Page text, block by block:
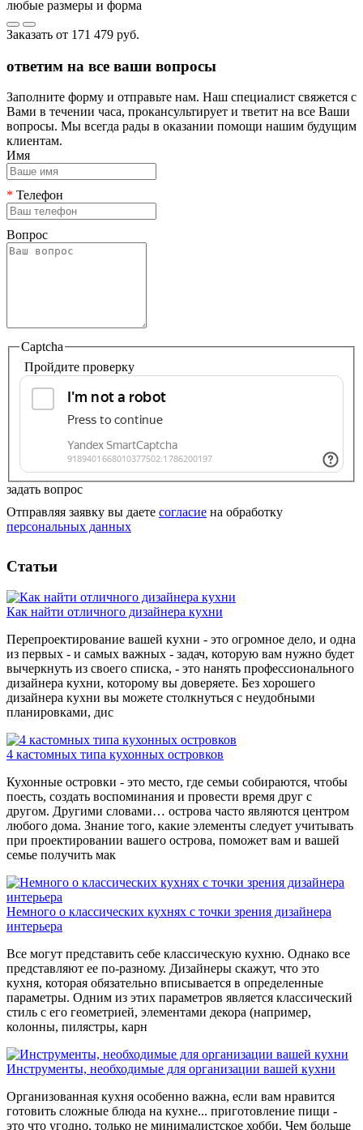
любые размеры и форма
Заказать от 171 479 руб.
ответим на все ваши вопросы
Заполните форму и отправьте нам. Наш специалист свяжется с
Вами в течении часа, прокансультирует и тветит на все Ваши
вопросы. Мы всегда рады в оказании помощи нашим будущим
клиентам.
Имя
* Телефон
Вопрос
Captcha
Пройдите проверку
задать вопрос
Отправляя заявку вы даете согласие на обработку
персональных данных
Статьи
Как найти отличного дизайнера кухни
Перепроектирование вашей кухни - это огромное дело, и одна
из первых - и самых важных - задач, которую вам нужно будет
вычеркнуть из своего списка, - это нанять профессионального
дизайнера кухни, которому вы доверяете. Без хорошего
дизайнера кухни вы можете столкнуться с неудобными
планировками, дис
4 кастомных типа кухонных островков
Кухонные островки - это место, где семьи собираются, чтобы
поесть, создать воспоминания и провести время друг с
другом. Другими словами… острова часто являются центром
любого дома. Знание того, какие элементы следует учитывать
при проектировании вашего острова, поможет вам и вашей
семье получить мак
Немного о классических кухнях с точки зрения дизайнера
интерьера
Все могут представить себе классическую кухню. Однако все
представляют ее по-разному. Дизайнеры скажут, что это
кухня, которая обязательно вписывается в определенные
параметры. Одним из этих параметров является классический
стиль с его геометрией, элементами декора (например,
колонны, пилястры, карн
Инструменты, необходимые для организации вашей кухни
Организованная кухня особенно важна, если вам нравится
готовить сложные блюда на кухне... приготовление пищи -
это что угодно, только не минималистское хобби. Чем больше